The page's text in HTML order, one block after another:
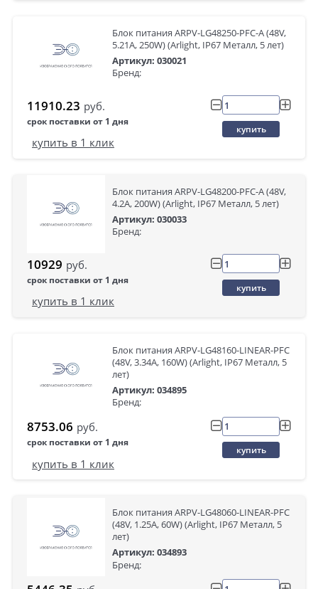
Блок питания ARPV-LG48250-PFC-A (48V,
5.21A, 250W) (Arlight, IP67 Металл, 5 лет)
Артикул: 030021
Бренд:
11910.23 руб.
срок поставки от 1 дня
купить
купить в 1 клик
Блок питания ARPV-LG48200-PFC-A (48V,
4.2A, 200W) (Arlight, IP67 Металл, 5 лет)
Артикул: 030033
Бренд:
10929 руб.
срок поставки от 1 дня
купить
купить в 1 клик
Блок питания ARPV-LG48160-LINEAR-PFC
(48V, 3.34A, 160W) (Arlight, IP67 Металл, 5
лет)
Артикул: 034895
Бренд:
8753.06 руб.
срок поставки от 1 дня
купить
купить в 1 клик
Блок питания ARPV-LG48060-LINEAR-PFC
(48V, 1.25A, 60W) (Arlight, IP67 Металл, 5
лет)
Артикул: 034893
Бренд: